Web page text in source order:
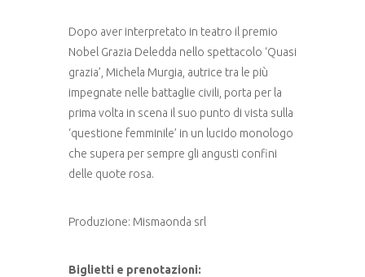
Dopo aver interpretato in teatro il premio
Nobel Grazia Deledda nello spettacolo ‘Quasi
grazia’, Michela Murgia, autrice tra le più
impegnate nelle battaglie civili, porta per la
prima volta in scena il suo punto di vista sulla
‘questione femminile’ in un lucido monologo
che supera per sempre gli angusti confini
delle quote rosa.
Produzione: Mismaonda srl
Biglietti e prenotazioni: